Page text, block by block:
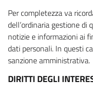
Per completezza va
dell’ordinaria gestione di
notizie e informazioni ai
dati personali. In questi
sanzione amministrativa.
DIRITTI DEGLI